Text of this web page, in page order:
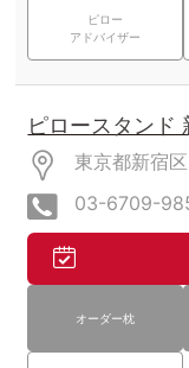
ピロー
アドバイザー
ピロースタンド
東京都新宿
03-6709-
オーダー枕